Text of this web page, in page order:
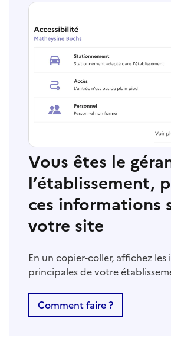
Vous êtes le
l’établissement,
ces informations
votre site
En un copier-coller, affichez
principales de votre
Comment faire ?